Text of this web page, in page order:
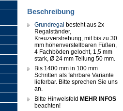
Beschreibung
Grundregal besteht aus 2x
Regalständer,
Kreuzverstrebung, mit bis zu 30
mm höhenverstellbaren Füßen,
4 Fachböden gelocht, 1,5 mm
stark, Ø 24 mm Teilung 50 mm.
Bis 1400 mm in 100 mm
Schritten als fahrbare Variante
lieferbar. Bitte sprechen Sie uns
an.
Bitte Hinweisfeld MEHR INFOS
beachten!